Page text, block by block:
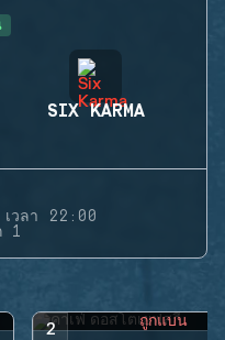
SIX KARMA
วลา 22:00
1
2 ถูกแบน